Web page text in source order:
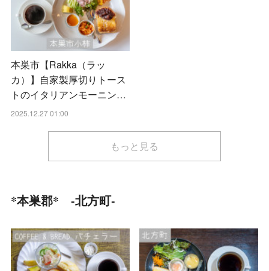
本巣市【Rakka（ラッ
カ）】自家製厚切りトース
トのイタリアンモーニン…
2025.12.27 01:00
もっと見る
*本巣郡* -北方町-